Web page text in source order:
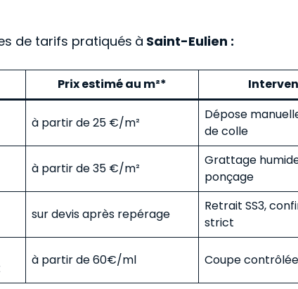
de tarifs pratiqués à Saint-Eulien :
Prix estimé au m²*
à partir de 25 €/m²
Dépose
de colle
à partir de 35 €/m²
Grattage
ponçage
sur devis après repérage
Retrait SS3,
strict
à partir de 60€/ml Coupe